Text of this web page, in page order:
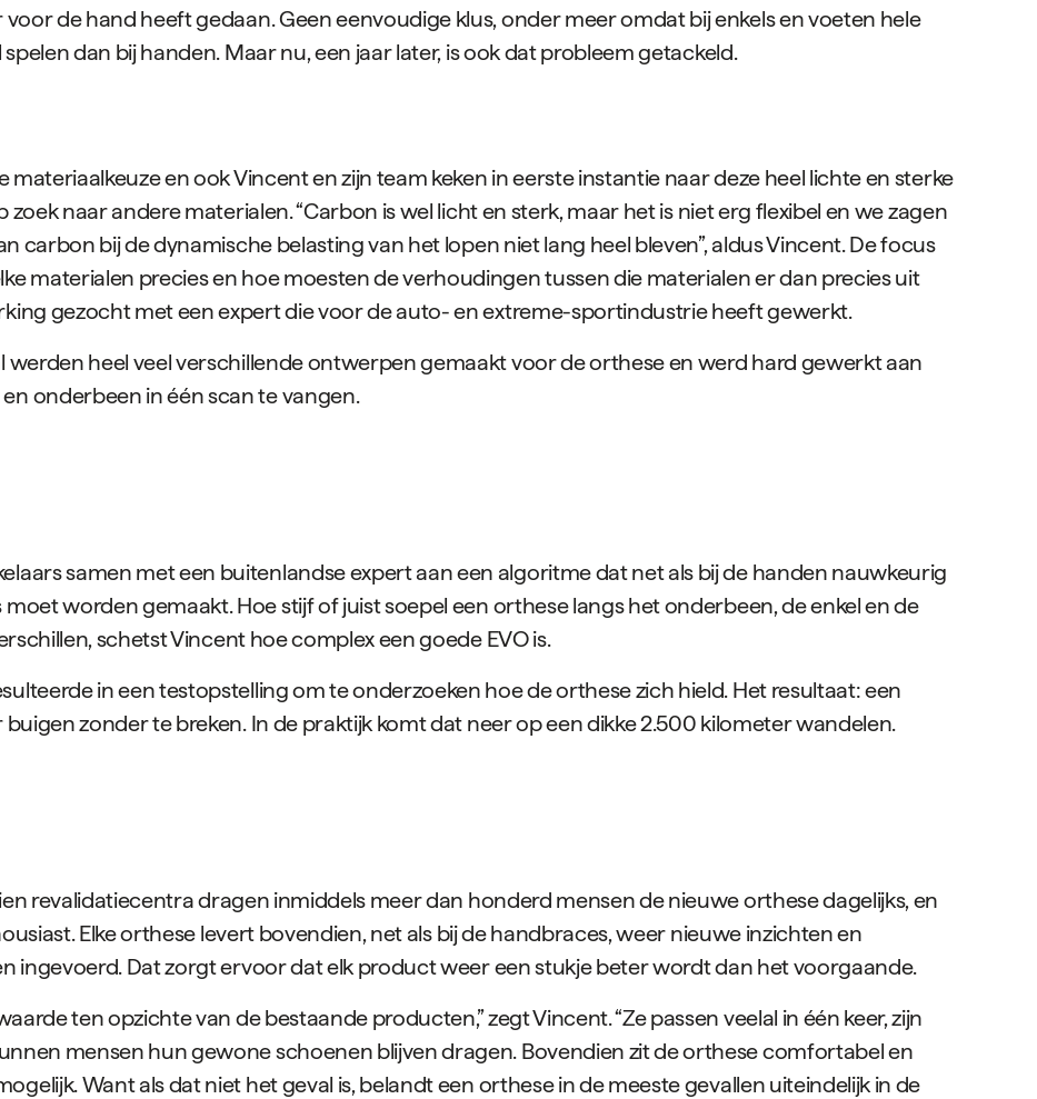
de hand heeft gedaan. Geen eenvoudige klus, onder meer omdat bij enkels en voeten hele
dan bij handen. Maar nu, een jaar later, is ook dat probleem getackeld.
en ook Vincent en zijn team keken in eerste instantie naar deze heel lichte en sterke
zoek naar andere materialen. “Carbon is wel licht en sterk, maar het is niet erg flexibel en we zagen
carbon bij de dynamische belasting van het lopen niet lang heel bleven”, aldus Vincent. De focus
materialen precies en hoe moesten de verhoudingen tussen die materialen er dan precies uit
gezocht met een expert die voor de auto- en extreme-sportindustrie heeft gewerkt.
heel veel verschillende ontwerpen gemaakt voor de orthese en werd hard gewerkt aan
onderbeen in één scan te vangen.
samen met een buitenlandse expert aan een algoritme dat net als bij de handen nauwkeurig
worden gemaakt. Hoe stijf of juist soepel een orthese langs het onderbeen, de enkel en de
schetst Vincent hoe complex een goede EVO is.
in een testopstelling om te onderzoeken hoe de orthese zich hield. Het resultaat: een
zonder te breken. In de praktijk komt dat neer op een dikke 2.500 kilometer wandelen.
revalidatiecentra dragen inmiddels meer dan honderd mensen de nieuwe orthese dagelijks, en
Elke orthese levert bovendien, net als bij de handbraces, weer nieuwe inzichten en
ingevoerd. Dat zorgt ervoor dat elk product weer een stukje beter wordt dan het voorgaande.
ten opzichte van de bestaande producten,” zegt Vincent. “Ze passen veelal in één keer, zijn
mensen hun gewone schoenen blijven dragen. Bovendien zit de orthese comfortabel en
Want als dat niet het geval is, belandt een orthese in de meeste gevallen uiteindelijk in de